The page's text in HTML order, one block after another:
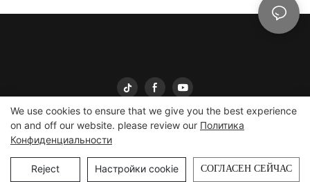
Yingmei Packaging. Карта сайта
We use cookies to ensure that we give you the best experience
on and off our website. please review our Политика
Конфиденциальности
Reject Настройки cookie СОГЛАСЕН СЕЙЧАС